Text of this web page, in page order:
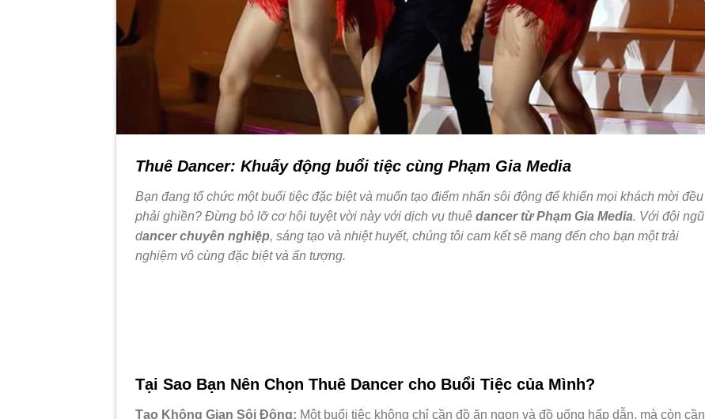
Thuê Dancer: Khuấy động buổi tiệc cùng Phạm Gia Media
Bạn đang tổ chức một buổi tiệc đặc biệt và muốn tạo điểm nhấn sôi động để khiến mọi khách mời đều
phải ghiền? Đừng bỏ lỡ cơ hội tuyệt vời này với dịch vụ thuê dancer từ Phạm Gia Media. Với đội ngũ
dancer chuyên nghiệp, sáng tạo và nhiệt huyết, chúng tôi cam kết sẽ mang đến cho bạn một trải
nghiệm vô cùng đặc biệt và ấn tượng.
Tại Sao Bạn Nên Chọn Thuê Dancer cho Buổi Tiệc của Mình?
Tạo Không Gian Sôi Động: Một buổi tiệc không chỉ cần đồ ăn ngon và đồ uống hấp dẫn, mà còn cần